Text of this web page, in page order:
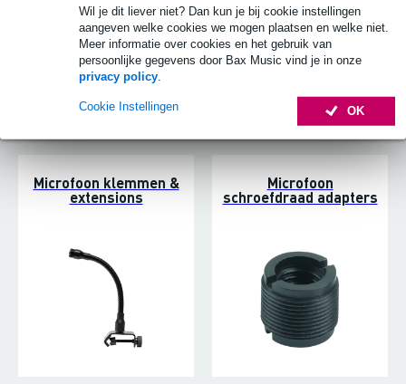
Wil je dit liever niet? Dan kun je bij cookie instellingen
aangeven welke cookies we mogen plaatsen en welke niet.
Meer informatie over cookies en het gebruik van
persoonlijke gegevens door Bax Music vind je in onze
privacy policy
OK
Cookie Instellingen
Microfoon klemmen &
extensions
Microfoon
schroefdraad adapters